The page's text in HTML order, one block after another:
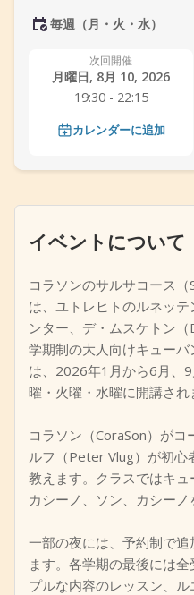
毎週（月・火・水）
次回開催
月曜日, 8月 10, 2026
19:30 - 22:15
カレンダーに追加
イベントについて
コラソンのサルサコース（
は、ユトレヒトのルネッ
ンター、デ・ムスケトン
学期制の大人向けキュー
は、2026年1月から6月、
曜・火曜・水曜に開講され
コラソン（CoraSon）が
ルフ（Peter Vlug）が初心
教えます。クラスではキュ
カシーノ、ソン、カシーノ
一部の夜には、予約制で
ます。各学期の最後には
プルな内容のレッスン、